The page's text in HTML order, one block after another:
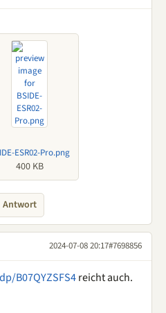
ESR02-Pro.png
400 KB
Antwort
2024-07-08 20:17#7698856
B07QYZSFS4reicht auch.